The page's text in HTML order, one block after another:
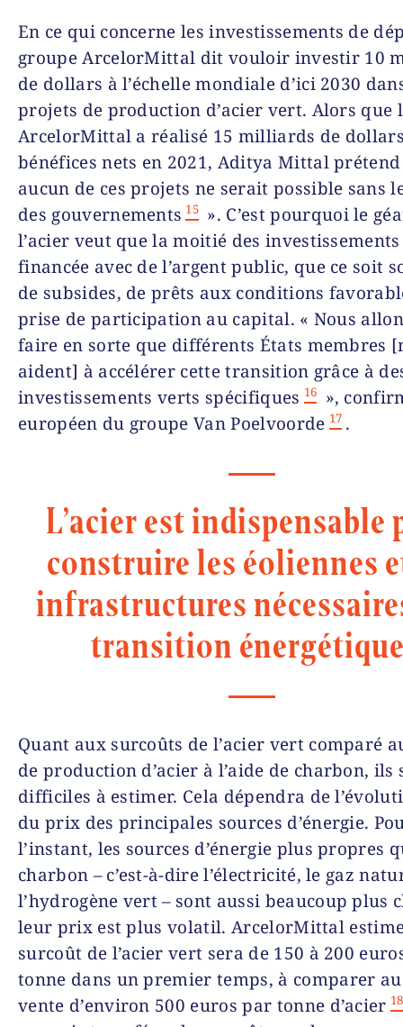
En ce qui concerne les investissements de
groupe ArcelorMittal dit vouloir investir 10
de dollars à l’échelle mondiale d’ici 2030
projets de production d’acier vert. Alors que
ArcelorMittal a réalisé 15 milliards de
bénéfices nets en 2021, Aditya Mittal
aucun de ces projets ne serait possible sans
des gouvernements 15 ». C’est pourquoi le
l’acier veut que la moitié des
financée avec de l’argent public, que ce soit
de subsides, de prêts aux conditions
prise de participation au capital. « Nous
faire en sorte que différents États membres
aident] à accélérer cette transition grâce à
investissements verts spécifiques 16
»,
européen du groupe Van Poelvoorde 17 .
L’acier est indispensable
construire les éoliennes
infrastructures
transition
Quant aux surcoûts de l’acier vert comparé
de production d’acier à l’aide de charbon, ils
difficiles à estimer. Cela dépendra de
du prix des principales sources d’énergie.
l’instant, les sources d’énergie plus propres
charbon – c’est-à-dire l’électricité, le gaz
l’hydrogène vert – sont aussi beaucoup plus
leur prix est plus volatil. ArcelorMittal
surcoût de l’acier vert sera de 150 à 200
tonne dans un premier temps, à comparer
vente d’environ 500 euros par tonne d’acier 18